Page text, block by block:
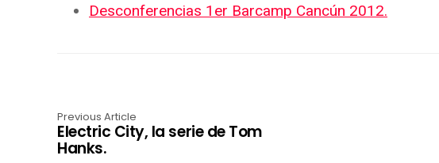
Desconferencias 1er Barcamp Cancún 2012.
Previous Article
Electric City, la serie de Tom
Hanks.